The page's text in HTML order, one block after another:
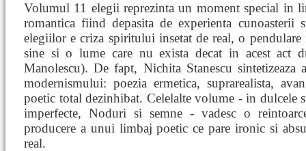
Volumul 11 elegii reprezinta un moment special in
romantica fiind depasita de experienta cunoasterii
elegiilor e criza spiritului insetat de real, o
sine si o lume care nu exista decat in acest act
Manolescu). De fapt, Nichita Stanescu sintetizeaza
modernismului: poezia ermetica, suprarealista,
poetic total dezinhibat. Celelalte volume - in dulcele
imperfecte, Noduri si semne - vadesc o
producere a unui limbaj poetic ce pare ironic si
real.